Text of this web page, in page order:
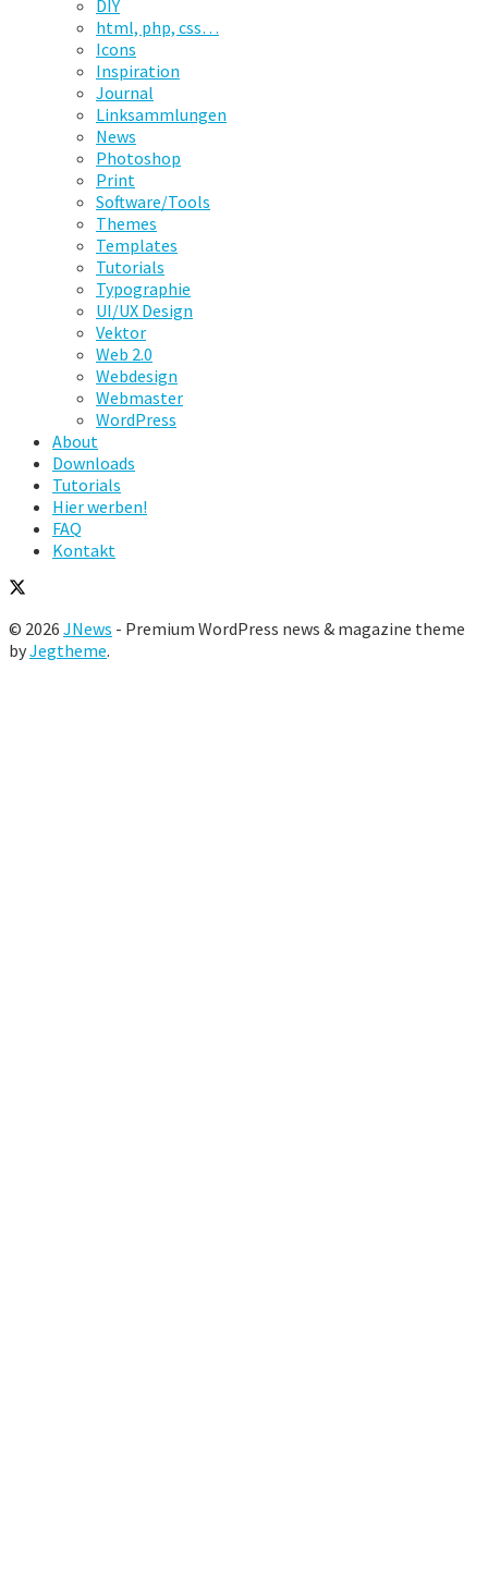
DIY
html, php, css…
Icons
Inspiration
Journal
Linksammlungen
News
Photoshop
Print
Software/Tools
Themes
Templates
Tutorials
Typographie
UI/UX Design
Vektor
Web 2.0
Webdesign
Webmaster
WordPress
About
Downloads
Tutorials
Hier werben!
FAQ
Kontakt
© 2026 JNews - Premium WordPress news & magazine theme
byJegtheme.